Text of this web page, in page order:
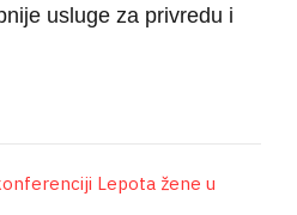
usluge za privredu i